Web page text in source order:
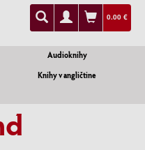
0.00 €
Audioknihy
Knihy v angličtine